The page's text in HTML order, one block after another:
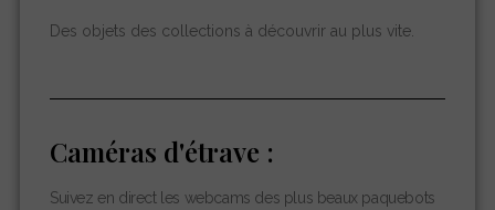
Des objets des collections à découvrir au plus vite.
Caméras d'étrave :
Suivez en direct les webcams des plus beaux paquebots